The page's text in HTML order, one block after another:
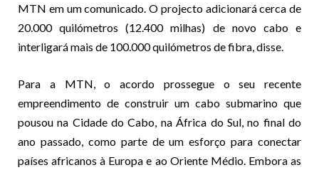
MTN em um comunicado. O projecto adicionará cerca de
20.000 quilómetros (12.400 milhas) de novo cabo e
interligará mais de 100.000 quilómetros de fibra, disse.
Para a MTN, o acordo prossegue o seu recente
empreendimento de construir um cabo submarino que
pousou na Cidade do Cabo, na África do Sul, no final do
ano passado, como parte de um esforço para conectar
países africanos à Europa e ao Oriente Médio. Embora as